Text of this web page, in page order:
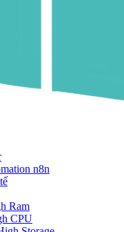
n8n
Ram
CPU